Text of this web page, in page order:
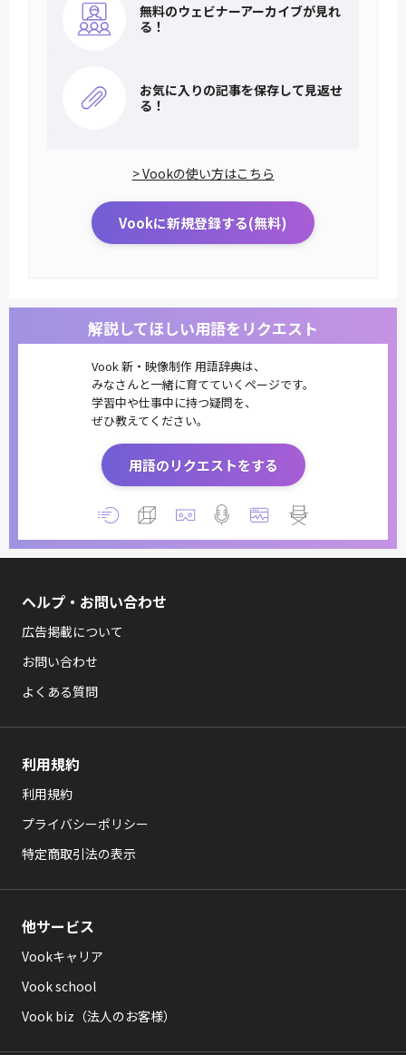
無料のウェビナーアーカイブが見れ
る！
お気に入りの記事を保存して見返せ
る！
> Vookの使い方はこちら
Vookに新規登録する(無料)
解説してほしい用語をリクエスト
Vook 新・映像制作 用語辞典は、
みなさんと一緒に育てていくページです。
学習中や仕事中に持つ疑問を、
ぜひ教えてください。
用語のリクエストをする
ヘルプ・お問い合わせ
広告掲載について
お問い合わせ
よくある質問
利用規約
利用規約
プライバシーポリシー
特定商取引法の表示
他サービス
Vookキャリア
Vook school
Vook biz（法人のお客様）